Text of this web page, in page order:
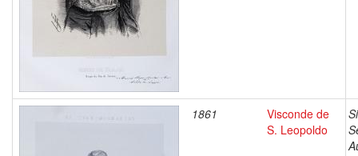
1861
Visconde de
S. Leopoldo